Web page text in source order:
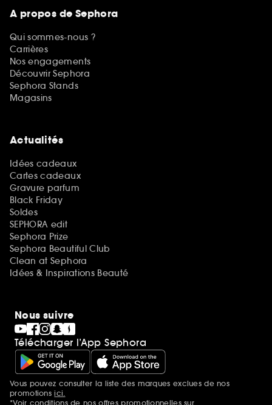
A propos de Sephora
Qui sommes-nous ?
Carrières
Nos engagements
Découvrir Sephora
Sephora Stands
Magasins
Actualités
Idées cadeaux
Cartes cadeaux
Gravure parfum
Black Friday
Soldes
SEPHORA edit
Sephora Prize
Sephora Beautiful Club
Clean at Sephora
Idées & Inspirations Beauté
Nous suivre
Télécharger l’App Sephora
Mentions additionnelles
Vous pouvez consulter la liste des marques exclues de nos
promotionsici.
*Voir conditions de nos offres promotionnelles sur